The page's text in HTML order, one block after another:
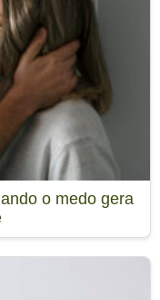
o medo gera